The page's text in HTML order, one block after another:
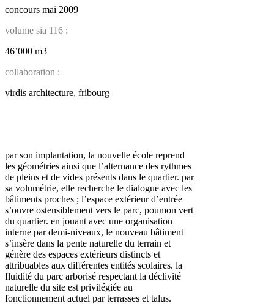
concours mai 2009
volume sia 116 :
46’000 m3
collaboration :
virdis architecture, fribourg
par son implantation, la nouvelle école reprend
les géométries ainsi que l’alternance des rythmes
de pleins et de vides présents dans le quartier. par
sa volumétrie, elle recherche le dialogue avec les
bâtiments proches ; l’espace extérieur d’entrée
s’ouvre ostensiblement vers le parc, poumon vert
du quartier. en jouant avec une organisation
interne par demi-niveaux, le nouveau bâtiment
s’insère dans la pente naturelle du terrain et
génère des espaces extérieurs distincts et
attribuables aux différentes entités scolaires. la
fluidité du parc arborisé respectant la déclivité
naturelle du site est privilégiée au
fonctionnement actuel par terrasses et talus.